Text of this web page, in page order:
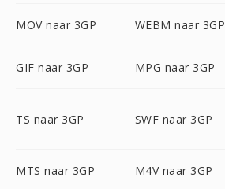
MOV naar 3GP WEBM naar 3GP
GIF naar 3GP MPG naar 3GP
TS naar 3GP SWF naar 3GP
MTS naar 3GP M4V naar 3GP